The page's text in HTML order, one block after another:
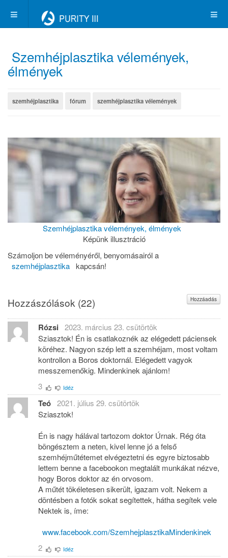
Szemhéjplasztika vélemények,
élmények
szemhéjplasztika fórum szemhéjplasztika vélemények
Szemhéjplasztika vélemények, élmények
Képünk illusztráció
Számoljon be véleményéről, benyomásairól a
szemhéjplasztika kapcsán!
Hozzászólások (22) Hozzáadás
Rózsi
2023. március 23. csütörtök
Sziasztok! Én is csatlakoznék az elégedett páciensek
köréhez. Nagyon szép lett a szemhéjam, most voltam
kontrollon a Boros doktornál. Elégedett vagyok
messzemenőkig. Mindenkinek ajánlom!
3
Idéz
Teó 2021. július 29. csütörtök
Sziasztok!
Én is nagy hálával tartozom doktor Úrnak. Rég óta
böngésztem a neten, kivel lenne jó a felső
szemhéjműtétemet elvégeztetni és egyre biztosabb
lettem benne a facebookon megtalált munkákat nézve,
hogy Boros doktor az én orvosom.
A műtét tökéletesen sikerült, igazam volt. Nekem a
döntésben a fotók sokat segítettek, hátha segítek vele
Nektek is, íme:
www.facebook.com/SzemhejplasztikaMindenkinek
2
Idéz